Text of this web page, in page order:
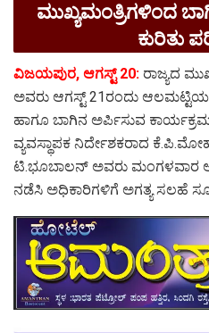
ಮುಖ್ಯಮಂತ್ರಿಗಳಿಂದ
ಕುರಿತು
ವಿಜಯಪುರ, ಆಗಸ್ಟ್ 20: ರಾಜ್ಯದ
ಅವರು ಆಗಸ್ಟ್ 21ರಂದು
ಹಾಗೂ ಬಾಗಿನ ಅರ್ಪಿಸುವ
ವ್ಯವಸ್ಥಾಪಕ ನಿರ್ದೇಶಕರಾದ
ಟಿ.ಭೂಬಾಲನ್ ಅವರು ಮಂಗಳವಾರ
ನಡೆಸಿ ಅಧಿಕಾರಿಗಳಿಗೆ ಅಗತ್ಯ ಸಲಹೆ